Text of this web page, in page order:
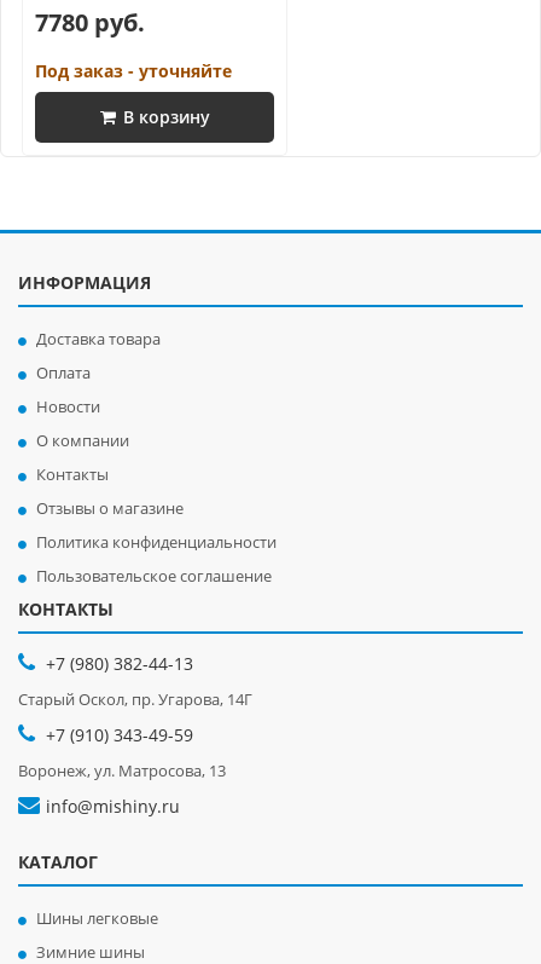
7780 руб.
Под заказ - уточняйте
В корзину
ИНФОРМАЦИЯ
Доставка товара
Оплата
Новости
О компании
Контакты
Отзывы о магазине
Политика конфиденциальности
Пользовательское соглашение
КОНТАКТЫ
+7 (980) 382-44-13
Старый Оскол, пр. Угарова, 14Г
+7 (910) 343-49-59
Воронеж, ул. Матросова, 13
info@mishiny.ru
КАТАЛОГ
Шины легковые
Зимние шины